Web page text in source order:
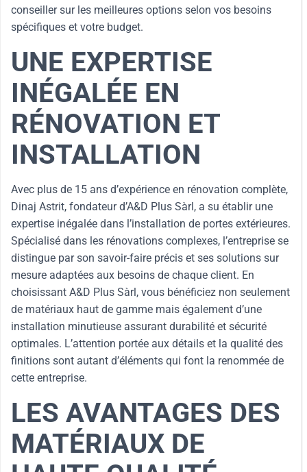
conseiller sur les meilleures options selon vos besoins
spécifiques et votre budget.
UNE EXPERTISE
INÉGALÉE EN
RÉNOVATION ET
INSTALLATION
Avec plus de 15 ans d’expérience en rénovation complète,
Dinaj Astrit, fondateur d’A&D Plus Sàrl, a su établir une
expertise inégalée dans l’installation de portes extérieures.
Spécialisé dans les rénovations complexes, l’entreprise se
distingue par son savoir-faire précis et ses solutions sur
mesure adaptées aux besoins de chaque client. En
choisissant A&D Plus Sàrl, vous bénéficiez non seulement
de matériaux haut de gamme mais également d’une
installation minutieuse assurant durabilité et sécurité
optimales. L’attention portée aux détails et la qualité des
finitions sont autant d’éléments qui font la renommée de
cette entreprise.
LES AVANTAGES DES
MATÉRIAUX DE